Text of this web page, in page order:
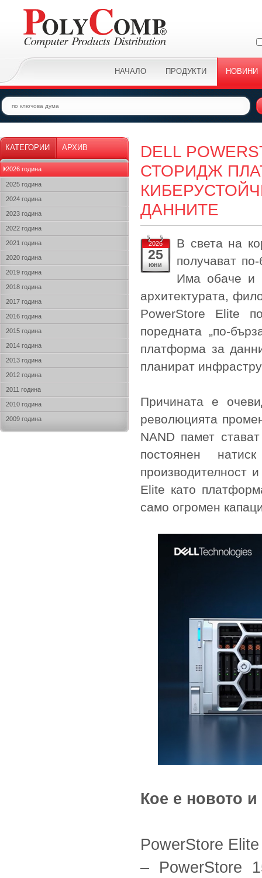
НАЧАЛО ПРОДУКТИ НОВИНИ
КАТЕГОРИИ АРХИВ
2026 година
2025 година
2024 година
2023 година
2022 година
2021 година
2020 година
2019 година
2018 година
2017 година
2016 година
2015 година
2014 година
2013 година
2012 година
2011 година
2010 година
2009 година
DELL
СТОРИДЖ
ДАННИТЕ
2026
25
юни
В света на
получават
Има обаче и
архитектурата,
PowerStore Elite
поредната „по-
платформа за
планират
Причината е
революцията
NAND памет
постоянен
производителност
Elite като
само огромен
Кое е новото и
PowerStore
– PowerStore